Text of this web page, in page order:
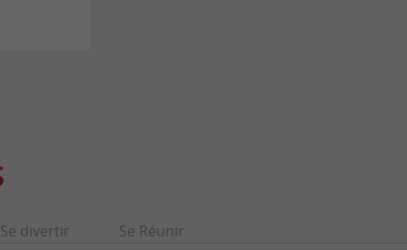
Se divertir Se Réunir